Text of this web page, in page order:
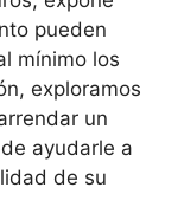
pueden
mínimo los
exploramos
un
ayudarle a
de su